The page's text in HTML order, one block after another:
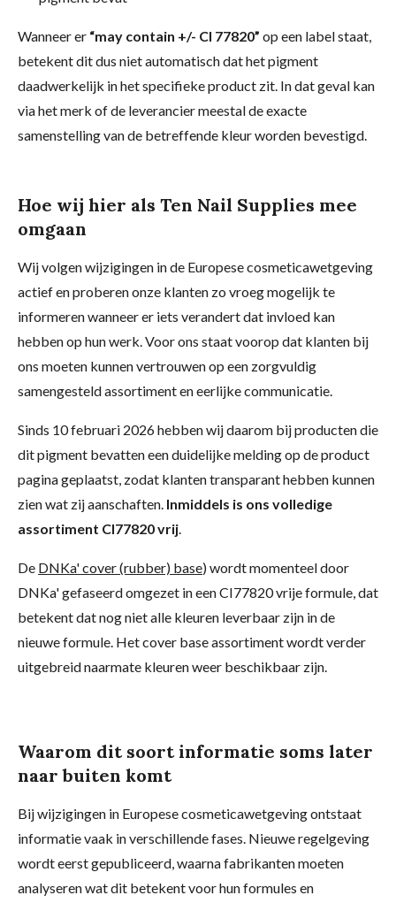
Wanneer er “may contain +/- CI 77820” op een label staat,
betekent dit dus niet automatisch dat het pigment
daadwerkelijk in het specifieke product zit. In dat geval kan
via het merk of de leverancier meestal de exacte
samenstelling van de betreffende kleur worden bevestigd.
Hoe wij hier als Ten Nail Supplies mee
omgaan
Wij volgen wijzigingen in de Europese cosmeticawetgeving
actief en proberen onze klanten zo vroeg mogelijk te
informeren wanneer er iets verandert dat invloed kan
hebben op hun werk. Voor ons staat voorop dat klanten bij
ons moeten kunnen vertrouwen op een zorgvuldig
samengesteld assortiment en eerlijke communicatie.
Sinds 10 februari 2026 hebben wij daarom bij producten die
dit pigment bevatten een duidelijke melding op de product
pagina geplaatst, zodat klanten transparant hebben kunnen
zien wat zij aanschaften. Inmiddels is ons volledige
assortiment CI77820 vrij.
De DNKa' cover (rubber) base) wordt momenteel door
DNKa' gefaseerd omgezet in een CI77820 vrije formule, dat
betekent dat nog niet alle kleuren leverbaar zijn in de
nieuwe formule. Het cover base assortiment wordt verder
uitgebreid naarmate kleuren weer beschikbaar zijn.
Waarom dit soort informatie soms later
naar buiten komt
Bij wijzigingen in Europese cosmeticawetgeving ontstaat
informatie vaak in verschillende fases. Nieuwe regelgeving
wordt eerst gepubliceerd, waarna fabrikanten moeten
analyseren wat dit betekent voor hun formules en